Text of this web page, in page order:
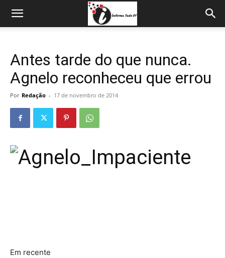
Antes tarde do que nunca.
Agnelo reconheceu que errou
Por Redação - 17 de novembro de 2014
Em recente